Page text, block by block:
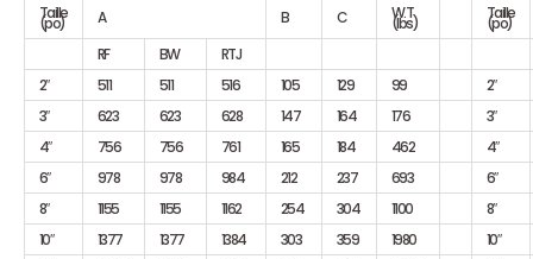
Taille
(po) A B C W.T
(Ibs)
Taille
(po)
RF
BW
RTJ
2″
511 511 516 105 129 99
2″
3″
623 623 628 147 164 176
3″
4″
756 756 761 165 184 462
4″
6″
978 978 984 212 237 693
6″
8″
1155 1155 1162 254 304 1100
8″
10″
1377 1377 1384 303 359 1980
10″